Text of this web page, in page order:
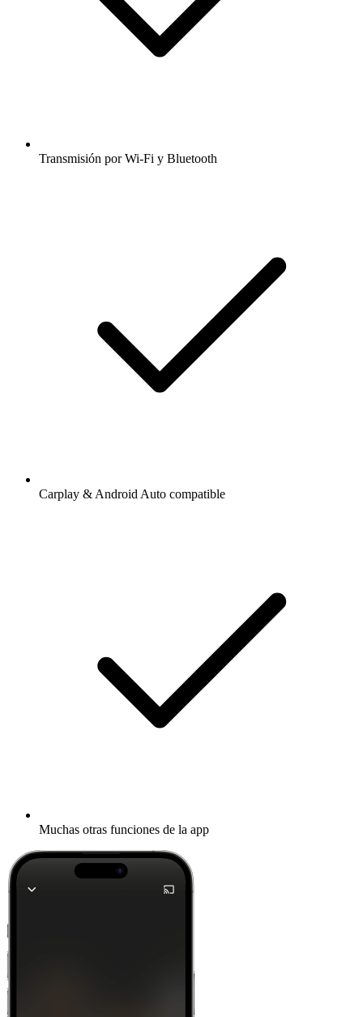
Transmisión por Wi-Fi y Bluetooth
Carplay & Android Auto compatible
Muchas otras funciones de la app